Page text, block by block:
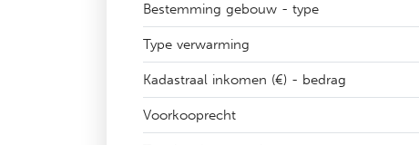
Bestemming gebouw - type
Type verwarming
Kadastraal inkomen (€) - bedrag
Voorkooprecht